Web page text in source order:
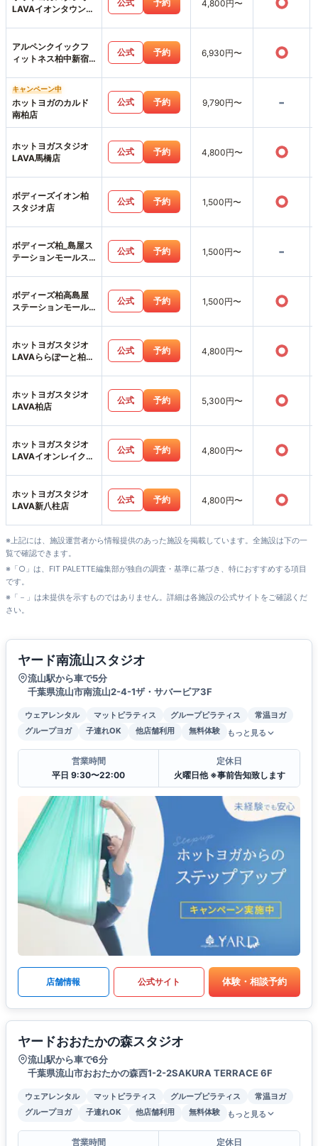
LAVAイオンタウン吉
公式 予約 4,800円〜
アルペンクイックフ
ィットネス柏中新宿
公式 予約 6,930円〜 ○
キャンペーン中
ホットヨガのカルド
南柏店
公式 予約 9,790円〜 -
ホットヨガスタジオ
LAVA馬橋店
公式 予約 4,800円〜 ○
ボディーズイオン柏
スタジオ店
公式 予約 1,500円〜 ○
ボディーズ柏_島屋ス
テーションモールス
公式 予約 1,500円〜 -
ボディーズ柏高島屋
ステーションモール
公式 予約 1,500円〜 ○
ホットヨガスタジオ
LAVAららぽーと柏の
公式 予約 4,800円〜 ○
ホットヨガスタジオ
LAVA柏店
公式 予約 5,300円〜 ○
ホットヨガスタジオ
LAVAイオンレイクタ
公式 予約 4,800円〜 ○
ホットヨガスタジオ
LAVA新八柱店
公式 予約 4,800円〜 ○
※上記には、施設運営者から情報提供のあった施設を掲載しています。全施設は下の一
覧で確認できます。
※「○」は、FIT PALETTE編集部が独自の調査・基準に基づき、特におすすめする項目
です。
※「－」は未提供を示すものではありません。詳細は各施設の公式サイトをご確認くだ
さい。
ヤード南流山スタジオ
流山駅から車で5分
千葉県流山市南流山2-4-1ザ・サバービア3F
ウェアレンタル マットピラティス グループピラティス
常温ヨガ
グループヨガ
子連れOK 他店舗利用 無料体験 もっと見る
営業時間
平日 9:30〜22:00
定休日
火曜日他 ※事前告知致します
店舗情報 公式サイト 体験・相談予約
ヤードおおたかの森スタジオ
流山駅から車で6分
千葉県流山市おおたかの森西1-2-2SAKURA TERRACE 6F
ウェアレンタル マットピラティス グループピラティス
常温ヨガ
グループヨガ
子連れOK 他店舗利用 無料体験 もっと見る
営業時間 定休日